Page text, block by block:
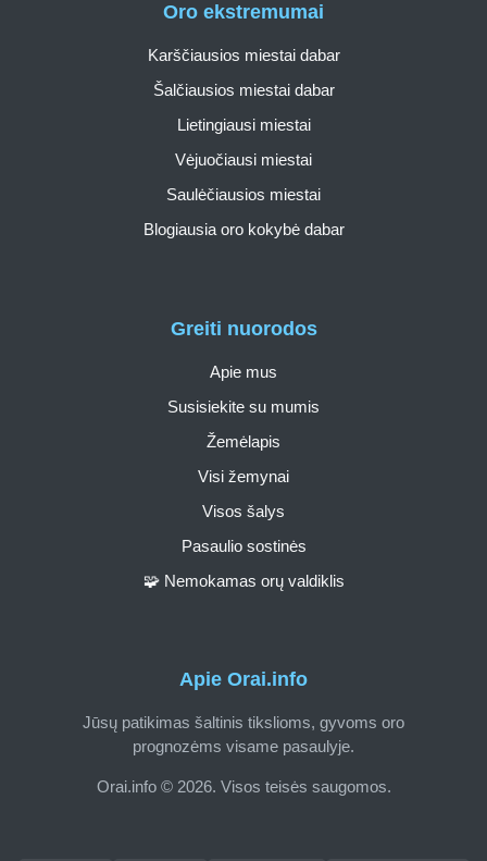
Apie Orai.info
Jūsų patikimas šaltinis tikslioms, gyvoms oro
prognozėms visame pasaulyje.
Orai.info © 2026. Visos teisės saugomos.
Greiti nuorodos
Apie mus
Susisiekite su mumis
Žemėlapis
Visi žemynai
Visos šalys
Pasaulio sostinės
🧩 Nemokamas orų valdiklis
Oro ekstremumai
Karščiausios miestai dabar
Šalčiausios miestai dabar
Lietingiausi miestai
Vėjuočiausi miestai
Saulėčiausios miestai
Blogiausia oro kokybė dabar